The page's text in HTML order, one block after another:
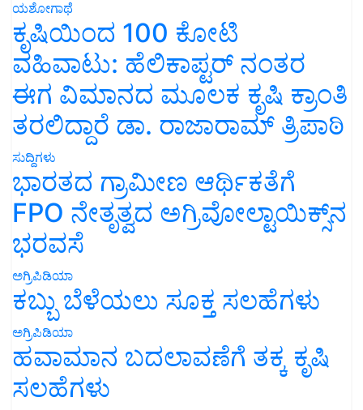
ಯಶೋಗಾಥೆ
ಕೃಷಿಯಿಂದ 100 ಕೋಟಿ
ವಹಿವಾಟು: ಹೆಲಿಕಾಪ್ಟರ್ ನಂತರ
ಈಗ ವಿಮಾನದ ಮೂಲಕ ಕೃಷಿ ಕ್ರಾಂತಿ
ತರಲಿದ್ದಾರೆ ಡಾ. ರಾಜಾರಾಮ್ ತ್ರಿಪಾಠಿ
ಸುದ್ದಿಗಳು
ಭಾರತದ ಗ್ರಾಮೀಣ ಆರ್ಥಿಕತೆಗೆ
FPO ನೇತೃತ್ವದ ಅಗ್ರಿವೋಲ್ಟಾಯಿಕ್ಸ್‌ನ
ಭರವಸೆ
ಅಗ್ರಿಪಿಡಿಯಾ
ಕಬ್ಬು ಬೆಳೆಯಲು ಸೂಕ್ತ ಸಲಹೆಗಳು
ಅಗ್ರಿಪಿಡಿಯಾ
ಹವಾಮಾನ ಬದಲಾವಣೆಗೆ ತಕ್ಕ ಕೃಷಿ
ಸಲಹೆಗಳು